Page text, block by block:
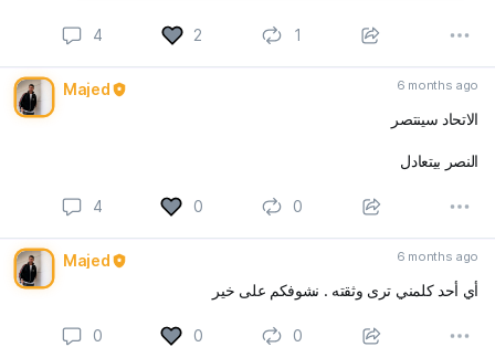
4 2 1
Majed 6 months ago
الاتحاد سينتصر
النصر بيتعادل
4 0 0
Majed 6 months ago
أي أحد كلمني ترى وثقته . نشوفكم على خير
0 0 0